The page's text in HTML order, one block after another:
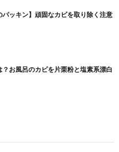
パッキン】頑固なカビを取り除く注意
？お風呂のカビを片栗粉と塩素系漂白